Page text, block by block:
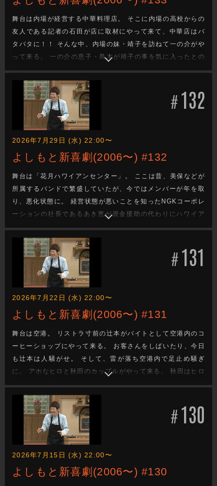
舞台は内場が経営する中華料理店。 そこに内場の高校からの
友人である記者の石田が店に取材にやって来て、中華店はバ
タバタに！！ そんな中、内場の妹・靖子を訪ねて一の介がや
って来る。 一の介の息子・島木が靖子の事を気に入ったとの
こと。
#132
2026年7月29日 (水) 22:00〜
よしもと新喜劇(2006〜) #132
舞台は「花月ハワイアンセンター」。 ここは昔、美保などが
所属するバンドで繁盛していたが、今ではメンバーが年を取
り、悪化状態に。 経営状態が悪いことを知ったNGKコーポレ
ーションの社長であるあき恵が資金援助の代わりにハワイア
ンセンターの社長の娘のまきとあき恵の息子、内場と結婚さ
せると言い出してきたのだ。 その息子とは強烈なアホキャラ
のアホボンこと内場だった。
#131
2026年7月22日 (水) 22:00〜
よしもと新喜劇(2006〜) #131
舞台は空港。 リストラ寸前の辻本がバイトとして空港内のコ
ーヒーショップにやって来る。 お客さんをしばいたり、今日
も辻本は人騒がせ。 そして、雷が落ち空港内で足止め騒ぎ
に。 アホなヒロと秋田のカップルがやって来る。 秋田はヒロ
と婚約することになっていたが、財力にひかれ平山と別れて
いたのだ。
#130
2026年7月15日 (水) 22:00〜
よしもと新喜劇(2006〜) #130